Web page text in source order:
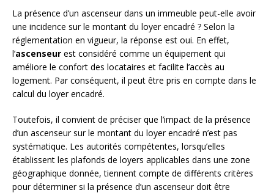
La présence d’un ascenseur dans un immeuble peut-elle avoir
une incidence sur le montant du loyer encadré ? Selon la
réglementation en vigueur, la réponse est oui. En effet,
l’ascenseur est considéré comme un équipement qui
améliore le confort des locataires et facilite l’accès au
logement. Par conséquent, il peut être pris en compte dans le
calcul du loyer encadré.
Toutefois, il convient de préciser que l’impact de la présence
d’un ascenseur sur le montant du loyer encadré n’est pas
systématique. Les autorités compétentes, lorsqu’elles
établissent les plafonds de loyers applicables dans une zone
géographique donnée, tiennent compte de différents critères
pour déterminer si la présence d’un ascenseur doit être